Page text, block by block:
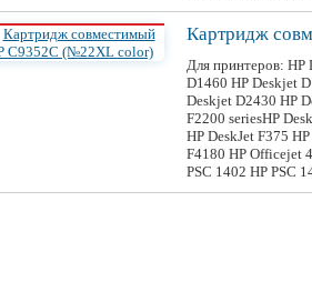
Картридж
Для принтеров: HP
D1460 HP Deskjet
Deskjet D2430 HP
F2200 seriesHP
HP DeskJet F375
F4180 HP Officejet
PSC 1402 HP PSC